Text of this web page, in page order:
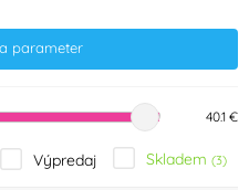
parameter
40.1 €
Výpredaj Skladem (3)